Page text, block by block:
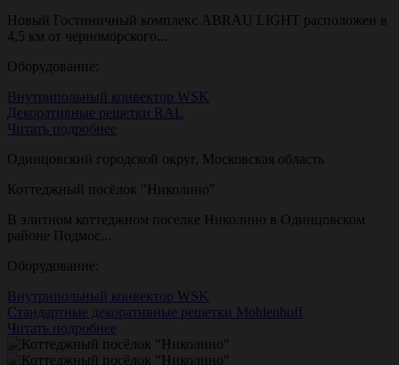
Новый Гостиничный комплекс ABRAU LIGHT расположен в
4,5 км от черноморского...
Оборудование:
Внутрипольный конвектор WSK
Декоративные решетки RAL
Читать подробнее
Одинцовский городской округ, Московская область
Коттеджный посёлок "Николино"
В элитном коттеджном поселке Николино в Одинцовском
районе Подмос...
Оборудование:
Внутрипольный конвектор WSK
Стандартные декоративные решетки Mohlenhoff
Читать подробнее